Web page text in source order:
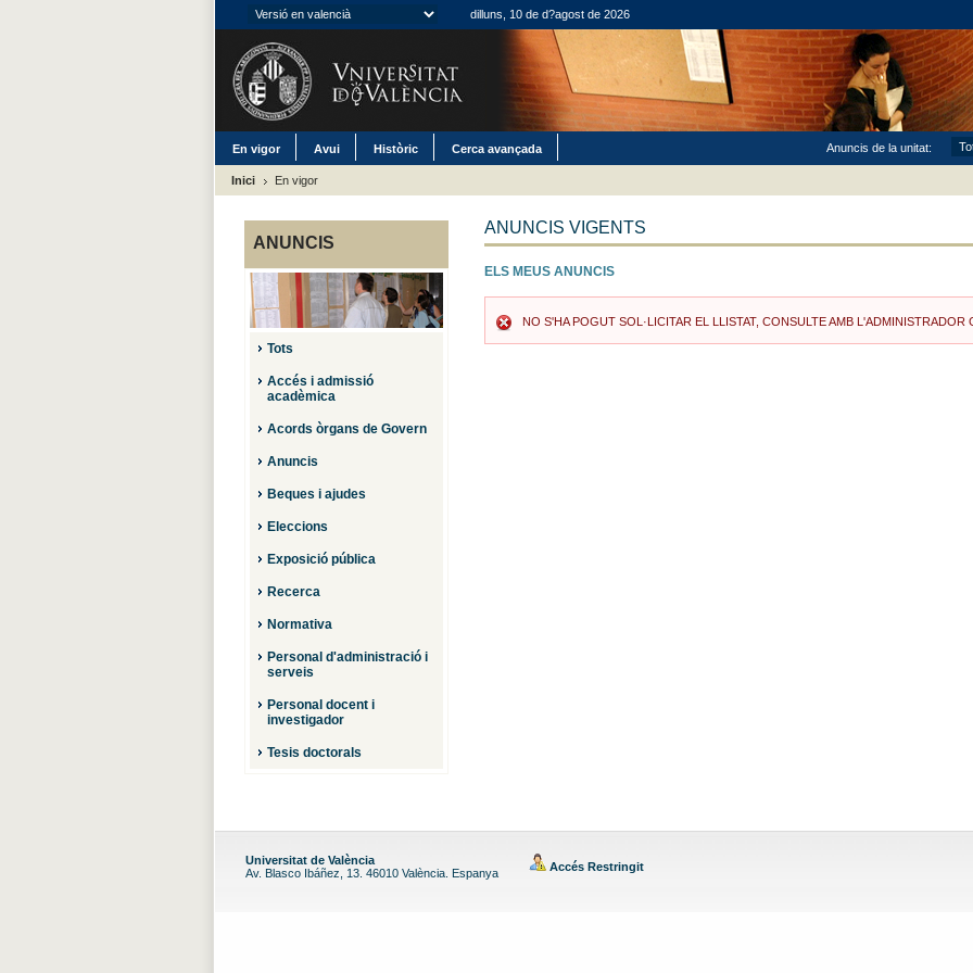
dilluns, 10 de d?agost de 2026
En vigor Avui Històric Cerca avançada Anuncis de la unitat:
Inici En vigor
ANUNCIS
Tots
Accés i admissió
acadèmica
Acords òrgans de Govern
Anuncis
Beques i ajudes
Eleccions
Exposició pública
Recerca
Normativa
Personal d'administració i
serveis
Personal docent i
investigador
Tesis doctorals
ANUNCIS VIGENTS
ELS MEUS ANUNCIS
NO S'HA POGUT SOL·LICITAR EL LLISTAT, CONSULTE AMB L'ADMINISTRADOR
Universitat de València
Av. Blasco Ibáñez, 13. 46010 València. Espanya
Accés Restringit